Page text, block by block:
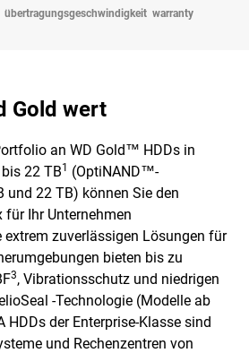
übertragungsgeschwindigkeit warranty
Gold wert
an WD Gold™ HDDs in
22 TB1
(OptiNAND™-
und 22 TB) können Sie den
für Ihr Unternehmen
zuverlässigen Lösungen für
bieten bis zu
3, Vibrationsschutz und niedrigen
-Technologie (Modelle ab
HDDs der Enterprise-Klasse sind
und Rechenzentren von